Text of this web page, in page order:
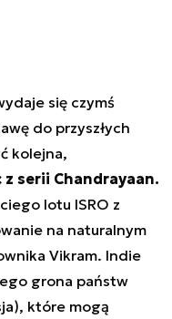
się czymś
do przyszłych
kolejna,
z serii Chandrayaan.
lotu ISRO z
na naturalnym
Vikram. Indie
grona państw
które mogą